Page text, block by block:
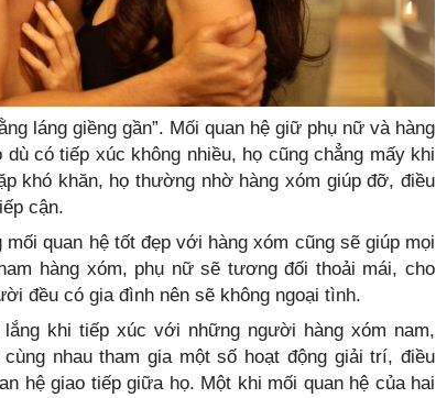
láng giềng gần”. Mối quan hệ giữ phụ nữ và hàng
có tiếp xúc không nhiều, họ cũng chẳng mấy khi
khó khăn, họ thường nhờ hàng xóm giúp đỡ, điều
cận.
quan hệ tốt đẹp với hàng xóm cũng sẽ giúp mọi
hàng xóm, phụ nữ sẽ tương đối thoải mái, cho
đều có gia đình nên sẽ không ngoại tình.
khi tiếp xúc với những người hàng xóm nam,
nhau tham gia một số hoạt động giải trí, điều
hệ giao tiếp giữa họ. Một khi mối quan hệ của hai